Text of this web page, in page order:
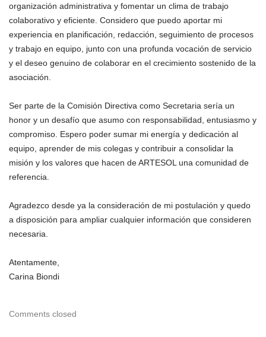
organización administrativa y fomentar un clima de trabajo
colaborativo y eficiente. Considero que puedo aportar mi
experiencia en planificación, redacción, seguimiento de procesos
y trabajo en equipo, junto con una profunda vocación de servicio
y el deseo genuino de colaborar en el crecimiento sostenido de la
asociación.
Ser parte de la Comisión Directiva como Secretaria sería un
honor y un desafío que asumo con responsabilidad, entusiasmo y
compromiso. Espero poder sumar mi energía y dedicación al
equipo, aprender de mis colegas y contribuir a consolidar la
misión y los valores que hacen de ARTESOL una comunidad de
referencia.
Agradezco desde ya la consideración de mi postulación y quedo
a disposición para ampliar cualquier información que consideren
necesaria.
Atentamente,
Carina Biondi
Comments closed